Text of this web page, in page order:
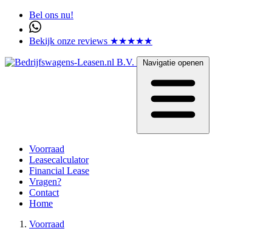
Bel ons nu!
Bekijk onze reviews ★★★★★
Navigatie openen
Voorraad
Leasecalculator
Financial Lease
Vragen?
Contact
Home
Voorraad